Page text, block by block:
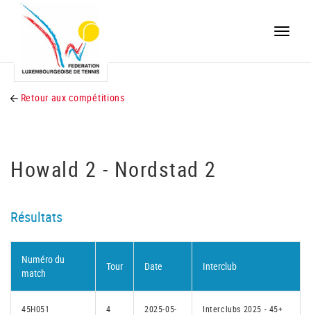
Toggle
Retour aux compétitions
Howald 2 - Nordstad 2
Résultats
Numéro du
match
Tour Date Interclub
45H051 4
2025-05-
Interclubs 2025 - 45+